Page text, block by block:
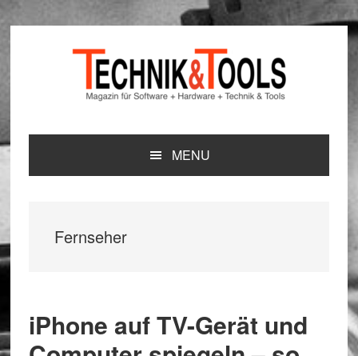
Zur
Hauptnavigation
springen
Zum
Inhalt
springen
Zur
Seitenspalte
springen
MENU
Fernseher
iPhone auf TV-Gerät und